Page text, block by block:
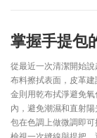
掌握手提包
從最近一次清潔開始
布料擦拭表面，皮革
金則用乾布拭淨避免
內，避免潮濕和直射
包在色調上做微調即